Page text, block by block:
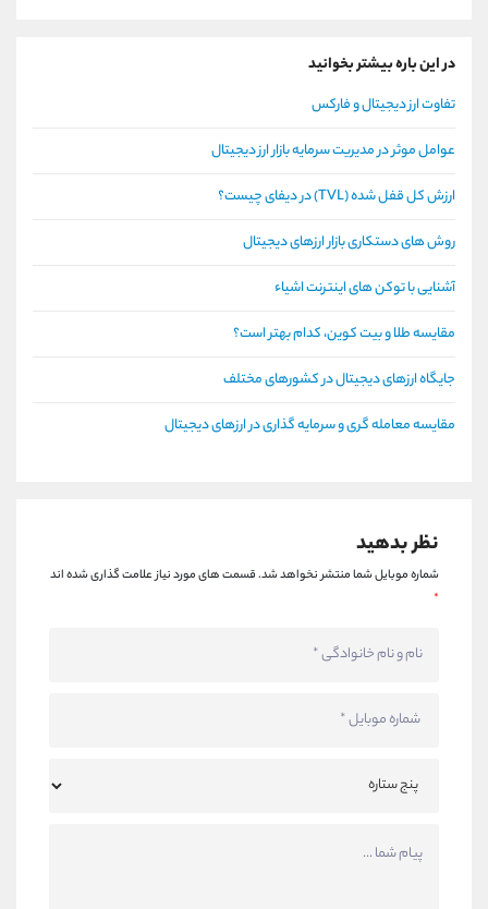
در این باره بیشتر بخوانید
تفاوت ارز دیجیتال و فارکس
عوامل موثر در مدیریت سرمایه بازار ارز دیجیتال
ارزش کل قفل شده (TVL) در دیفای چیست؟
روش های دستکاری بازار ارزهای دیجیتال
آشنایی با توکن های اینترنت اشیاء
مقایسه طلا و بیت کوین، کدام بهتر است؟
جایگاه ارزهای دیجیتال در کشورهای مختلف
مقایسه معامله گری و سرمایه گذاری در ارزهای دیجیتال
نظر بدهید
شماره موبایل شما منتشر نخواهد شد.قسمت های مورد نیاز علامت گذاری شده اند
*